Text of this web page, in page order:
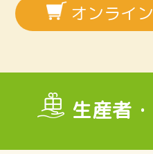
オンライ
生産者